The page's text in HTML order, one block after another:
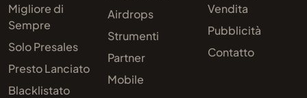
Migliore di
Sempre
Solo Presales
Presto Lanciato
Blacklistato
Airdrops
Strumenti
Partner
Mobile
Vendita
Pubblicità
Contatto